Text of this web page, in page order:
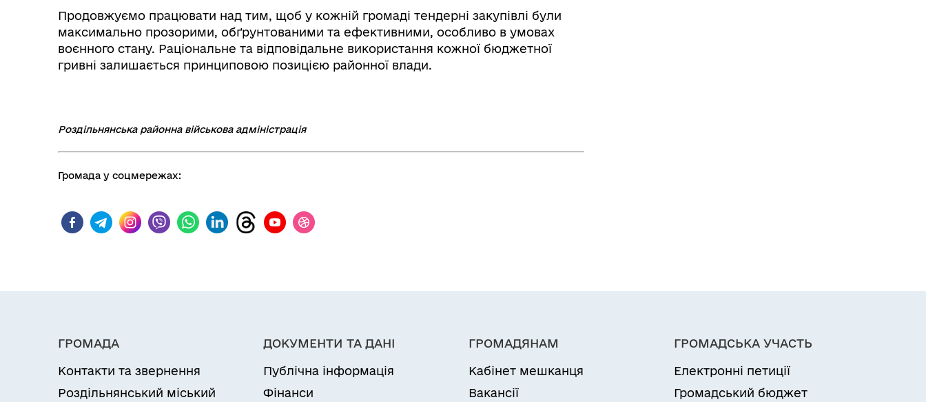
Продовжуємо працювати над тим, щоб у кожній громаді тендерні закупівлі були
максимально прозорими, обґрунтованими та ефективними, особливо в умовах
воєнного стану. Раціональне та відповідальне використання кожної бюджетної
гривні залишається принциповою позицією районної влади.
Роздільнянська районна військова адміністрація
Громада у соцмережах:
ГРОМАДА
Контакти та звернення
Роздільнянський міський
ДОКУМЕНТИ ТА ДАНІ
Публічна інформація
Фінанси
ГРОМАДЯНАМ
Кабінет мешканця
Вакансії
ГРОМАДСЬКА УЧАСТЬ
Електронні петиції
Громадський бюджет